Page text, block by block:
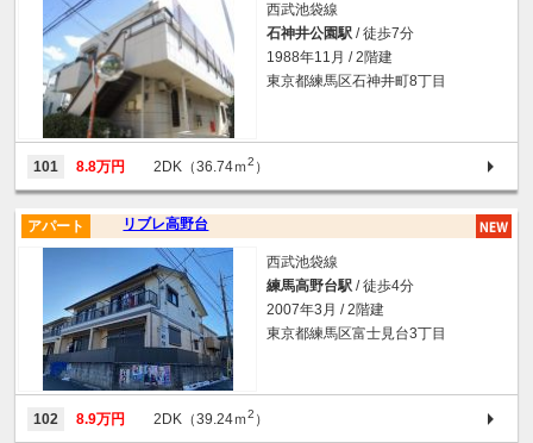
西武池袋線
石神井公園駅 / 徒歩7分
1988年11月 / 2階建
東京都練馬区石神井町8丁目
101 8.8万円 2DK（36.74ｍ2 ）
リブレ高野台
アパート
西武池袋線
練馬高野台駅 / 徒歩4分
2007年3月 / 2階建
東京都練馬区富士見台3丁目
102 8.9万円 2DK（39.24ｍ2 ）